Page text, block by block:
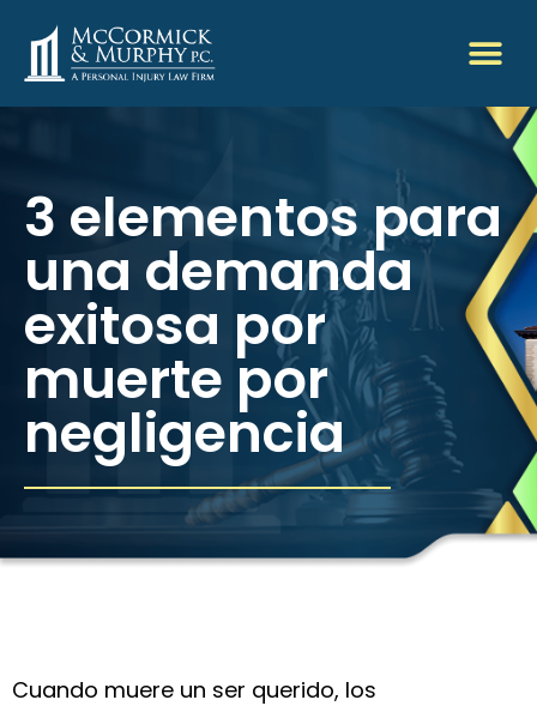
3 elementos para
una demanda
exitosa por
muerte por
negligencia
Cuando muere un ser querido, los